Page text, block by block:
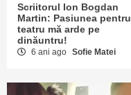
Scriitorul Ion Bogdan
Martin: Pasiunea pentru
teatru mă arde pe
dinăuntru!
6 ani ago Sofie Matei